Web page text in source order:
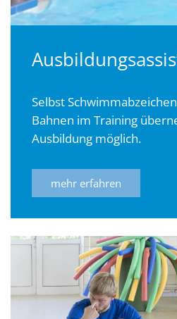
Selbst
Bahnen im Training
Ausbildung möglich.
mehr erfahren